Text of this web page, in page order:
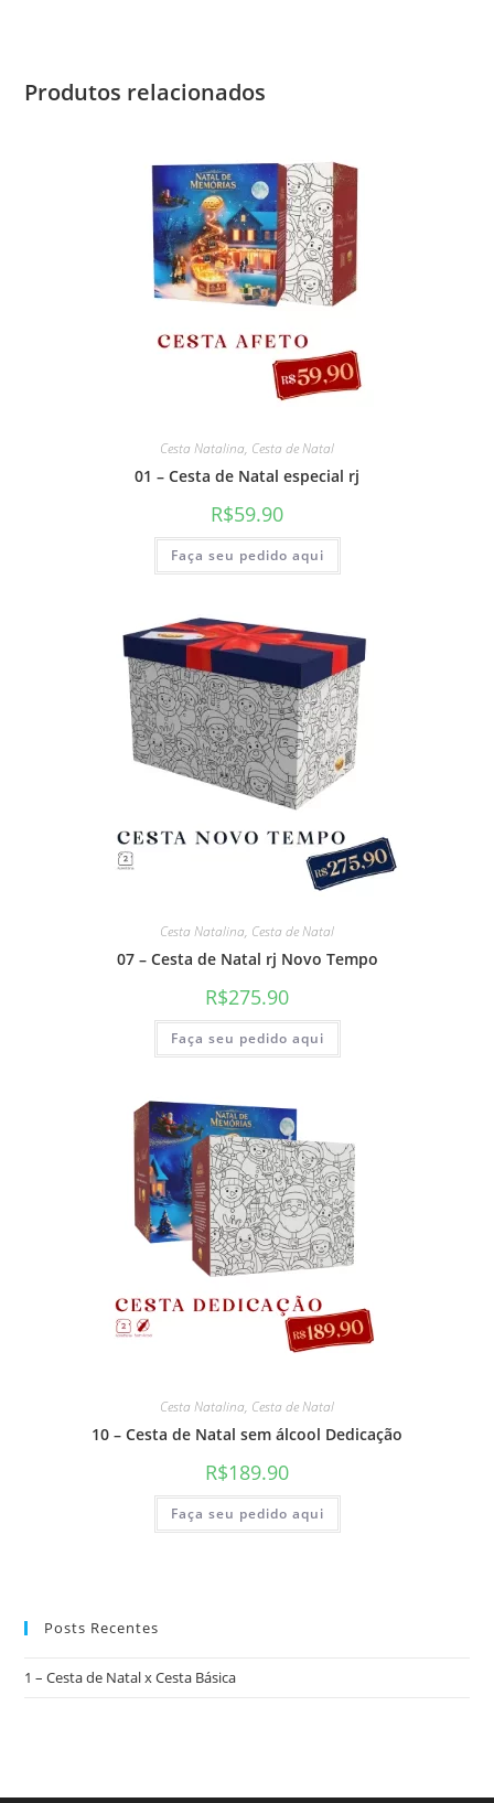
Produtos relacionados
Cesta Natalina, Cesta de Natal
01 – Cesta de Natal especial rj
R$59.90
Faça seu pedido aqui
Cesta Natalina, Cesta de Natal
07 – Cesta de Natal rj Novo Tempo
R$275.90
Faça seu pedido aqui
Cesta Natalina, Cesta de Natal
10 – Cesta de Natal sem álcool Dedicação
R$189.90
Faça seu pedido aqui
Posts Recentes
1 – Cesta de Natal x Cesta Básica